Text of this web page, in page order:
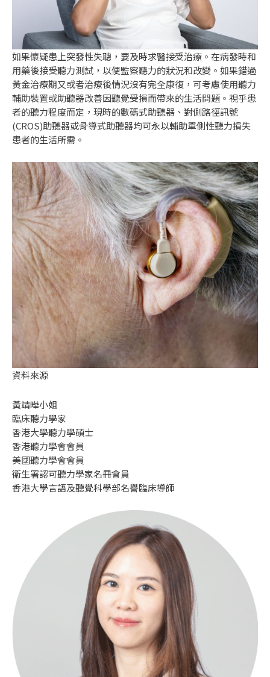
如果懷疑患上突發性失聰，要及時求醫接受治療。在病發時和
用藥後接受聽力測試，以便監察聽力的狀況和改變。如果錯過
黃金治療期又或者治療後情況沒有完全康復，可考慮使用聽力
輔助裝置或助聽器改善因聽覺受損而帶來的生活問題。視乎患
者的聽力程度而定，現時的數碼式助聽器、對側路徑訊號
(CROS)助聽器或骨導式助聽器均可永以輔助單側性聽力損失
患者的生活所需。
資料來源
黃靖曄小姐
臨床聽力學家
香港大學聽力學碩士
香港聽力學會會員
美國聽力學會會員
衛生署認可聽力學家名冊會員
香港大學言語及聽覺科學部名譽臨床導師